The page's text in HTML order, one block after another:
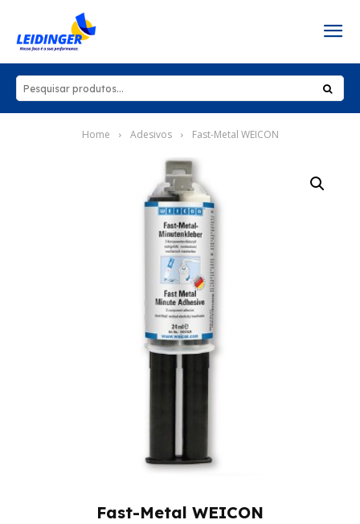
Home Adesivos Fast-Metal WEICON
Fast-Metal WEICON